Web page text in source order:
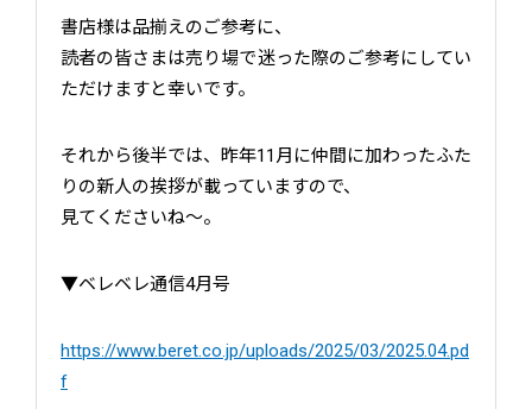
書店様は品揃えのご参考に、
読者の皆さまは売り場で迷った際のご参考にしてい
ただけますと幸いです。
それから後半では、昨年11月に仲間に加わったふた
りの新人の挨拶が載っていますので、
見てくださいね～。
▼ベレベレ通信4月号
https://www.beret.co.jp/uploads/2025/03/2025.04.pd
f